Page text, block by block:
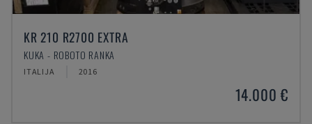
KR 210 R2700 EXTRA
KUKA - ROBOTO RANKA
ITALIJA 2016
14.000 €